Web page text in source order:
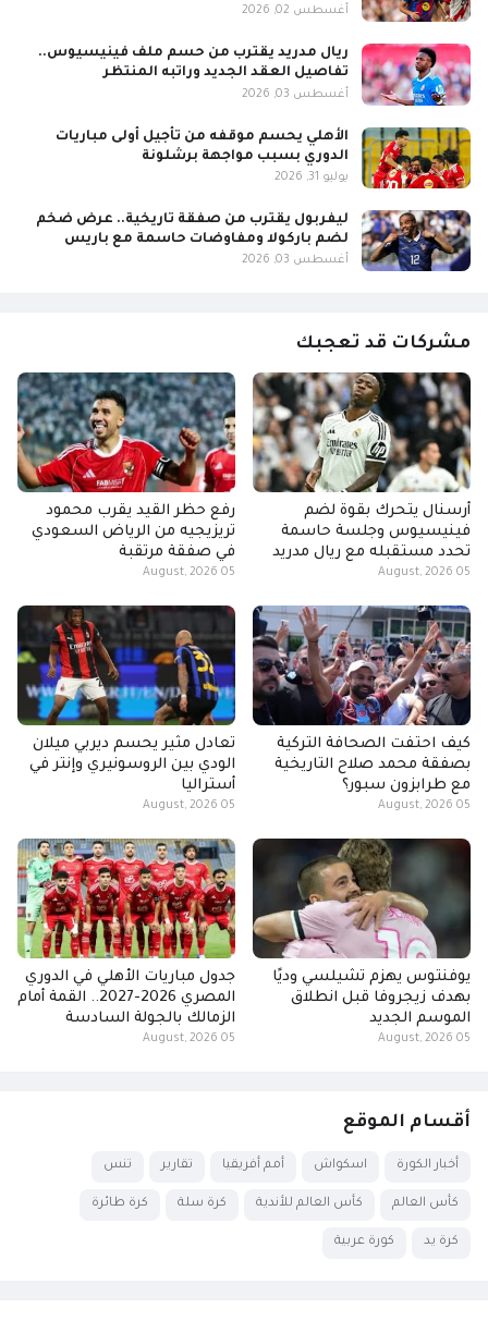
أغسطس 02, 2026
ريال مدريد يقترب من حسم ملف فينيسيوس..
تفاصيل العقد الجديد وراتبه المنتظر
أغسطس 03, 2026
الأهلي يحسم موقفه من تأجيل أولى مباريات
الدوري بسبب مواجهة برشلونة
يوليو 31, 2026
ليفربول يقترب من صفقة تاريخية.. عرض ضخم
لضم باركولا ومفاوضات حاسمة مع باريس
أغسطس 03, 2026
مشركات قد تعجبك
أرسنال يتحرك بقوة لضم
فينيسيوس وجلسة حاسمة
تحدد مستقبله مع ريال مدريد
05 August, 2026
رفع حظر القيد يقرب محمود
تريزيجيه من الرياض السعودي
في صفقة مرتقبة
05 August, 2026
كيف احتفت الصحافة التركية
بصفقة محمد صلاح التاريخية
مع طرابزون سبور؟
05 August, 2026
تعادل مثير يحسم ديربي ميلان
الودي بين الروسونيري وإنتر في
أستراليا
05 August, 2026
يوفنتوس يهزم تشيلسي وديًا
بهدف زيجروفا قبل انطلاق
الموسم الجديد
05 August, 2026
جدول مباريات الأهلي في الدوري
المصري 2026-2027.. القمة أمام
الزمالك بالجولة السادسة
05 August, 2026
أقسام الموقع
أخبار الكورة اسكواش أمم أفريقيا تقارير تنس
كأس العالم كأس العالم للأندية كرة سلة كرة طائرة
كرة يد كورة عربية